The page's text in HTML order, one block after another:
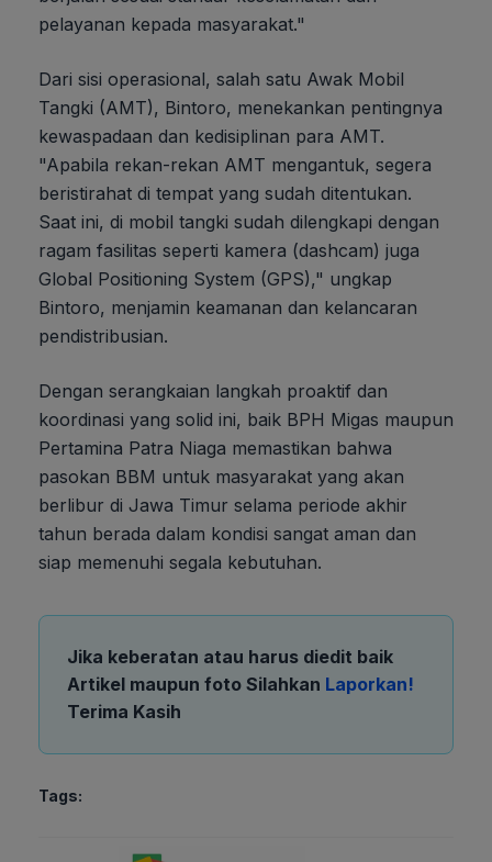
pelayanan kepada masyarakat."
Dari sisi operasional, salah satu Awak Mobil
Tangki (AMT), Bintoro, menekankan pentingnya
kewaspadaan dan kedisiplinan para AMT.
"Apabila rekan-rekan AMT mengantuk, segera
beristirahat di tempat yang sudah ditentukan.
Saat ini, di mobil tangki sudah dilengkapi dengan
ragam fasilitas seperti kamera (dashcam) juga
Global Positioning System (GPS)," ungkap
Bintoro, menjamin keamanan dan kelancaran
pendistribusian.
Dengan serangkaian langkah proaktif dan
koordinasi yang solid ini, baik BPH Migas maupun
Pertamina Patra Niaga memastikan bahwa
pasokan BBM untuk masyarakat yang akan
berlibur di Jawa Timur selama periode akhir
tahun berada dalam kondisi sangat aman dan
siap memenuhi segala kebutuhan.
Jika keberatan atau harus diedit baik
Artikel maupun foto Silahkan Laporkan!
Terima Kasih
Tags: